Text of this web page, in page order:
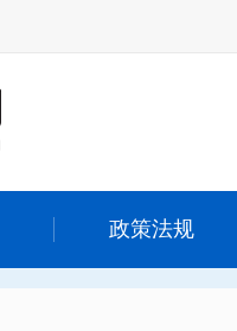
政策法规